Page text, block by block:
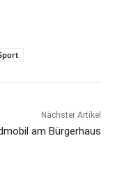
Nächster Artikel
am Bürgerhaus